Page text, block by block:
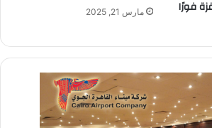
فورًا مارس 21, 2025